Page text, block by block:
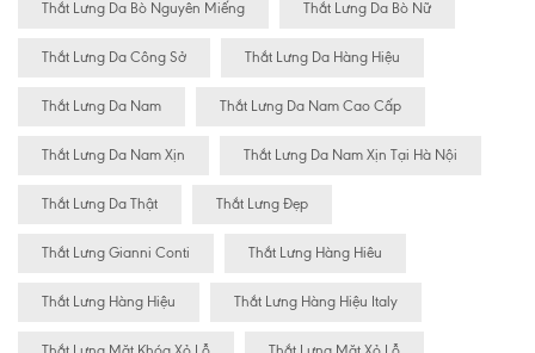
Thắt Lưng Da Bò Nguyên Miếng Thắt Lưng Da Bò Nữ
Thắt Lưng Da Công Sở Thắt Lưng Da Hàng Hiệu
Thắt Lưng Da Nam Thắt Lưng Da Nam Cao Cấp
Thắt Lưng Da Nam Xịn Thắt Lưng Da Nam Xịn Tại Hà Nội
Thắt Lưng Da Thật Thắt Lưng Đẹp
Thắt Lưng Gianni Conti Thắt Lưng Hàng Hiêu
Thắt Lưng Hàng Hiệu Thắt Lưng Hàng Hiệu Italy